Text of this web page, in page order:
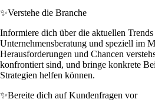
✨Verstehe die Branche
Informiere dich über die aktuellen
Unternehmensberatung und speziell im
Herausforderungen und Chancen
konfrontiert sind, und bringe konkrete
Strategien helfen können.
✨Bereite dich auf Kundenfragen vor